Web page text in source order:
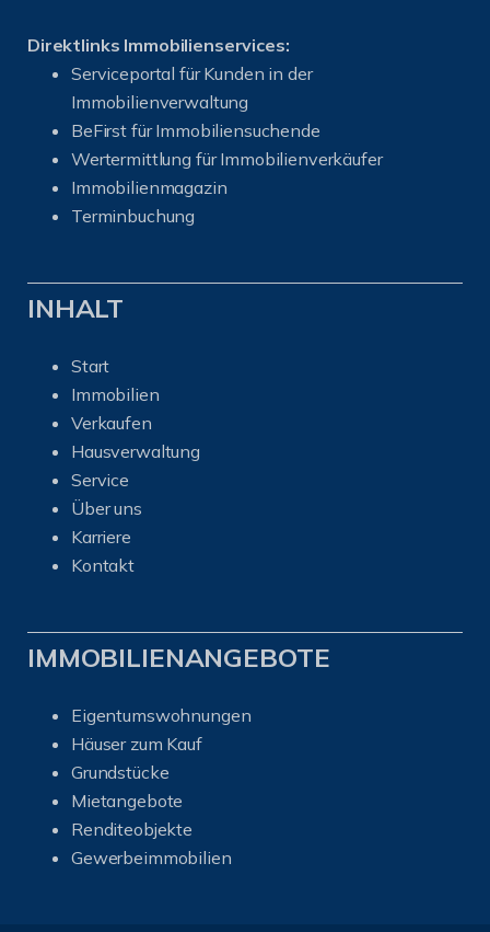
Direktlinks Immobilienservices:
Serviceportal für Kunden in der
Immobilienverwaltung
BeFirst für Immobiliensuchende
Wertermittlung für Immobilienverkäufer
Immobilienmagazin
Terminbuchung
INHALT
Start
Immobilien
Verkaufen
Hausverwaltung
Service
Über uns
Karriere
Kontakt
IMMOBILIENANGEBOTE
Eigentumswohnungen
Häuser zum Kauf
Grundstücke
Mietangebote
Renditeobjekte
Gewerbeimmobilien